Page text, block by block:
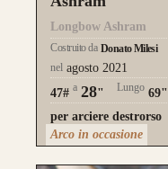
Longbow Ashram
Costruito da Donato Milesi
nel agosto 2021
47# a 28" Lungo 69"
per arciere destrorso
Arco in occasione